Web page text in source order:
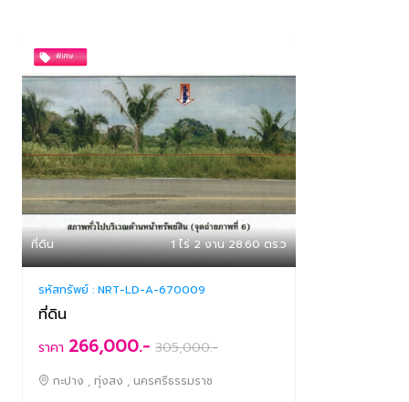
ที่ดิน 1 ไร่ 2 งาน 28.60 ตร.ว
รหัสทรัพย์ : NRT-LD-A-670009
ที่ดิน
ราคา 266,000.- 305,000.-
กะปาง , ทุ่งสง , นครศรีธรรมราช